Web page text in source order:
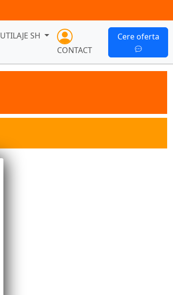
UTILAJE SH
CONTACT
Cere oferta